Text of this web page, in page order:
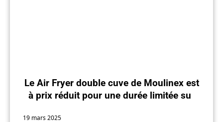
Le Air Fryer double cuve de Moulinex est
à prix réduit pour une durée limitée sur
19 mars 2025